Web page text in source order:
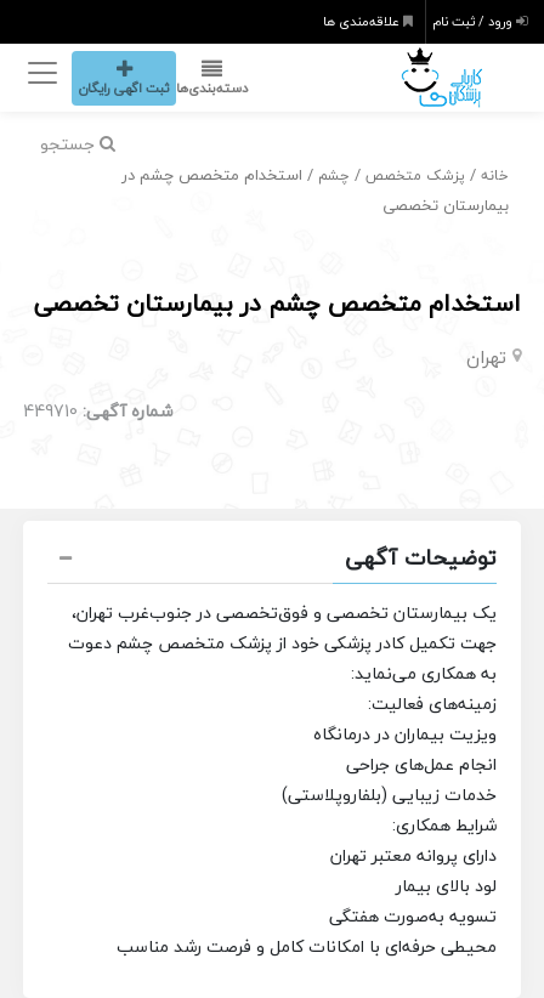
ورود / ثبت نام علاقه‌مندی ها
دسته‌بندی‌ها ثبت اگهی رایگان
جستجو
خانه / پزشک متخصص / چشم / استخدام متخصص چشم در
بیمارستان تخصصی
استخدام متخصص چشم در بیمارستان تخصصی
تهران
شماره آگهی: 449710
توضیحات آگهی
یک بیمارستان تخصصی و فوق‌تخصصی در جنوب‌غرب تهران،
جهت تکمیل کادر پزشکی خود از پزشک متخصص چشم دعوت
به همکاری می‌نماید:
زمینه‌های فعالیت:
ویزیت بیماران در درمانگاه
انجام عمل‌های جراحی
خدمات زیبایی (بلفاروپلاستی)
شرایط همکاری:
دارای پروانه معتبر تهران
لود بالای بیمار
تسویه به‌صورت هفتگی
محیطی حرفه‌ای با امکانات کامل و فرصت رشد مناسب